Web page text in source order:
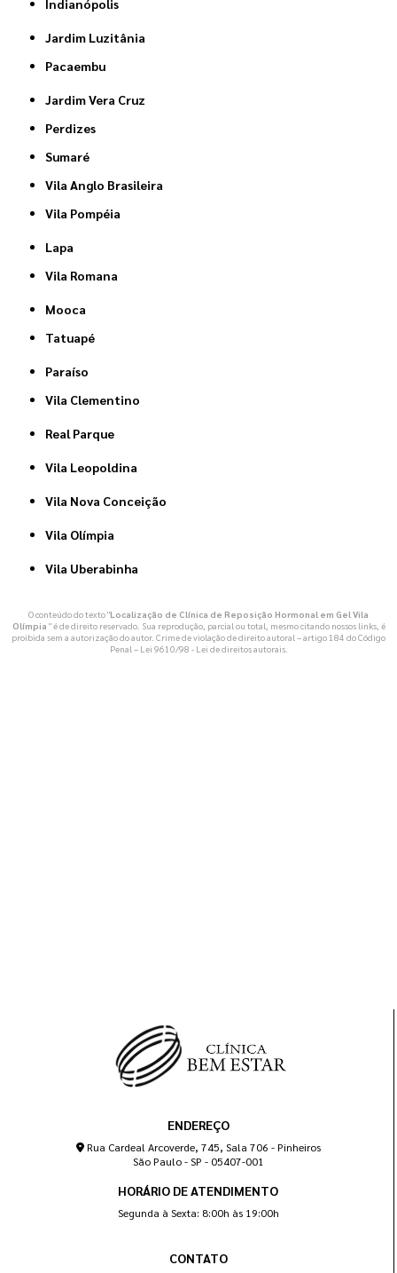
Indianópolis
Jardim Luzitânia
Pacaembu
Jardim Vera Cruz
Perdizes
Sumaré
Vila Anglo Brasileira
Vila Pompéia
Lapa
Vila Romana
Mooca
Tatuapé
Paraíso
Vila Clementino
Real Parque
Vila Leopoldina
Vila Nova Conceição
Vila Olímpia
Vila Uberabinha
O conteúdo do texto "Localização de Clínica de Reposição Hormonal em Gel Vila
Olímpia " é de direito reservado. Sua reprodução, parcial ou total, mesmo citando nossos links, é
proibida sem a autorização do autor. Crime de violação de direito autoral – artigo 184 do Código
Penal – Lei 9610/98 - Lei de direitos autorais.
ENDEREÇO
Rua Cardeal Arcoverde, 745, Sala 706 - Pinheiros
São Paulo - SP - 05407-001
HORÁRIO DE ATENDIMENTO
Segunda à Sexta: 8:00h às 19:00h
CONTATO